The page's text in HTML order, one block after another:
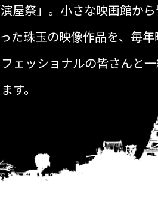
屋祭」。小さな映画館か
た珠玉の映像作品を、毎年
ェッショナルの皆さんと
す。